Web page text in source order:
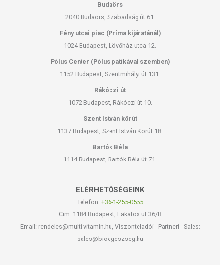
Budaörs
2040 Budaörs, Szabadság út 61.
Fény utcai piac (Príma kijáratánál)
1024 Budapest, Lövőház utca 12.
Pólus Center (Pólus patikával szemben)
1152 Budapest, Szentmihályi út 131.
Rákóczi út
1072 Budapest, Rákóczi út 10.
Szent István körút
1137 Budapest, Szent István Körút 18.
Bartók Béla
1114 Budapest, Bartók Béla út 71.
ELÉRHETŐSÉGEINK
Telefon: +36-1-255-0555
Cím: 1184 Budapest, Lakatos út 36/B
Email: rendeles@multi-vitamin.hu, Viszonteladói - Partneri - Sales:
sales@bioegeszseg.hu